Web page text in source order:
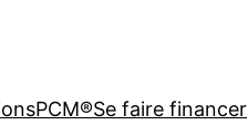
PCM®Se faire financer